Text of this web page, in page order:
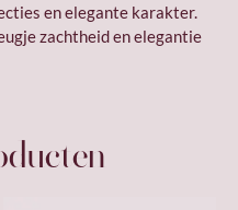
en elegante karakter.
zachtheid en elegantie